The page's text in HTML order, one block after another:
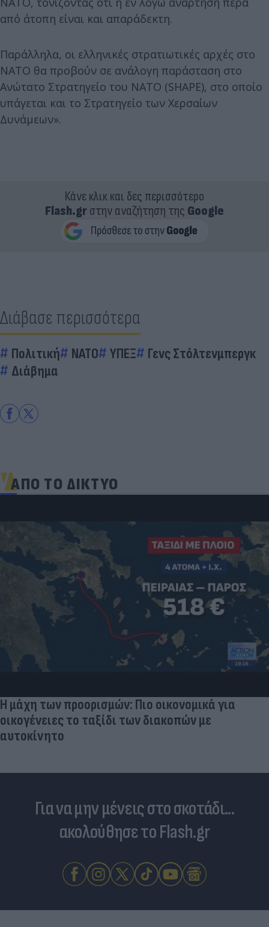
από άτοπη είναι και απαράδεκτη.
Παράλληλα, οι ελληνικές στρατιωτικές αρχές στο
ΝΑΤΟ θα προβούν σε ανάλογη παράσταση στο
Ανώτατο Στρατηγείο του ΝΑΤΟ (SHAPE), στο οποίο
υπάγεται και το Στρατηγείο των Χερσαίων
Δυνάμεων».
Κάνε κλικ και δες περισσότερο
Flash.grστην αναζήτηση της Google
Διάβασε περισσότερα
Πολιτική ΝΑΤΟ ΥΠΕΞ
Γενς Στόλτενμπεργκ
Διάβημα
ΑΠΟ ΤΟ ΔΙΚΤΥΟ
Η μάχη των προορισμών: Πιο οικονομικά για
οικογένειες το ταξίδι των διακοπών με
αυτοκίνητο
Για να μην μένεις στο σκοτάδι...
ακολούθησε το Flash.gr